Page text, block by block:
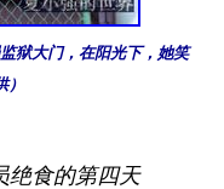
狱大门，在阳光下，她笑
）
绝食的第四天